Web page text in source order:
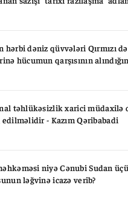
hərbi dəniz qüvvələri Qırmızı
hücumun qarşısının
təhlükəsizlik xarici müdaxilə
- Kazım Qəribabadi
niyə Cənubi Sudan
ləğvinə icazə verib?